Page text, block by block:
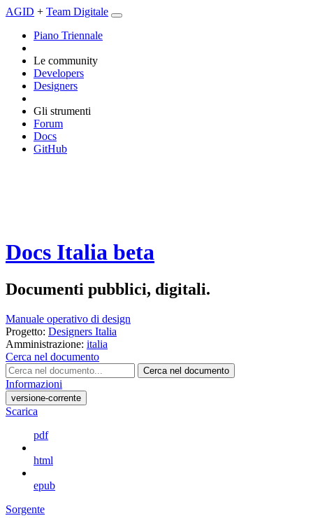
AGID + Team Digitale
Piano Triennale
Le community
Developers
Designers
Gli strumenti
Forum
Docs
GitHub
Docs Italia beta
Documenti pubblici, digitali.
Manuale operativo di design
Progetto: Designers Italia
Amministrazione: italia
Cerca nel documento
Cerca nel documento
Informazioni
versione-corrente
Scarica
pdf
html
epub
Sorgente